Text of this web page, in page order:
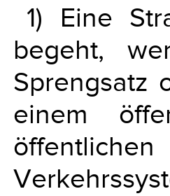
1) Eine
begeht,
Sprengsatz
einem